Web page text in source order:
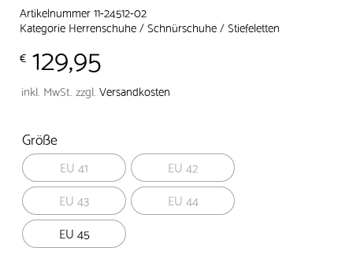
Artikelnummer 11-24512-02
KategorieHerrenschuhe/Schnürschuhe/Stiefeletten
€ 129,95
inkl. MwSt.zzgl.Versandkosten
Größe
EU 41
EU 42
EU 43
EU 44
EU 45